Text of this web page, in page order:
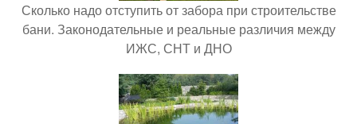
Сколько надо отступить от забора при строительстве
бани. Законодательные и реальные различия между
ИЖС, СНТ и ДНО